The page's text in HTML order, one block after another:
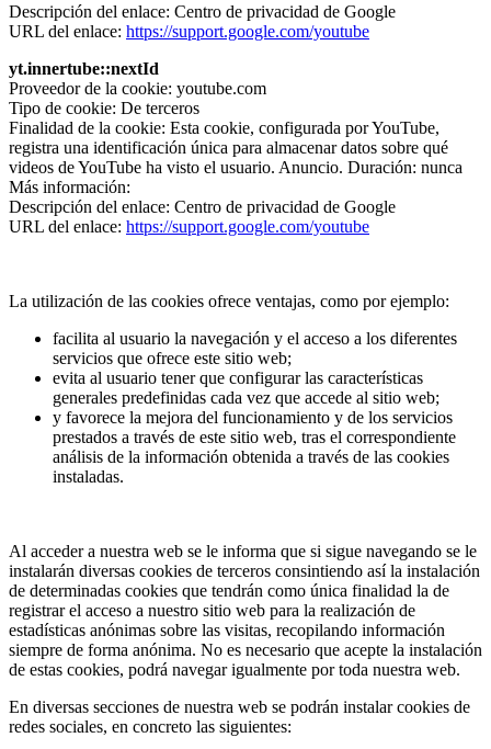
Descripción del enlace: Centro de privacidad de Google
URL del enlace: https://support.google.com/youtube
yt.innertube::nextId
Proveedor de la cookie: youtube.com
Tipo de cookie: De terceros
Finalidad de la cookie: Esta cookie, configurada por YouTube,
registra una identificación única para almacenar datos sobre qué
videos de YouTube ha visto el usuario. Anuncio. Duración: nunca
Más información:
Descripción del enlace: Centro de privacidad de Google
URL del enlace: https://support.google.com/youtube
La utilización de las cookies ofrece ventajas, como por ejemplo:
facilita al usuario la navegación y el acceso a los diferentes
servicios que ofrece este sitio web;
evita al usuario tener que configurar las características
generales predefinidas cada vez que accede al sitio web;
y favorece la mejora del funcionamiento y de los servicios
prestados a través de este sitio web, tras el correspondiente
análisis de la información obtenida a través de las cookies
instaladas.
Al acceder a nuestra web se le informa que si sigue navegando se le
instalarán diversas cookies de terceros consintiendo así la instalación
de determinadas cookies que tendrán como única finalidad la de
registrar el acceso a nuestro sitio web para la realización de
estadísticas anónimas sobre las visitas, recopilando información
siempre de forma anónima. No es necesario que acepte la instalación
de estas cookies, podrá navegar igualmente por toda nuestra web.
En diversas secciones de nuestra web se podrán instalar cookies de
redes sociales, en concreto las siguientes: